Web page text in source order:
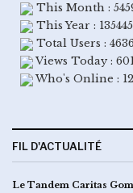
This Month :
This Year : 135445
Total Users :
Views Today :
Who's Online : 12
FIL D'ACTUALITÉ
Le Tandem Caritas